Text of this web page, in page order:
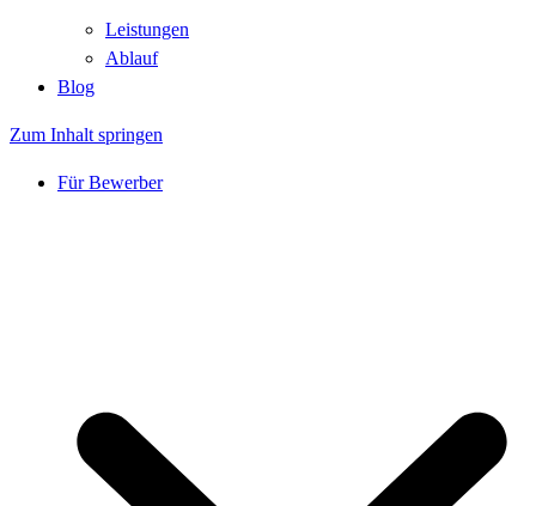
Leistungen
Ablauf
Blog
Zum Inhalt springen
Für Bewerber